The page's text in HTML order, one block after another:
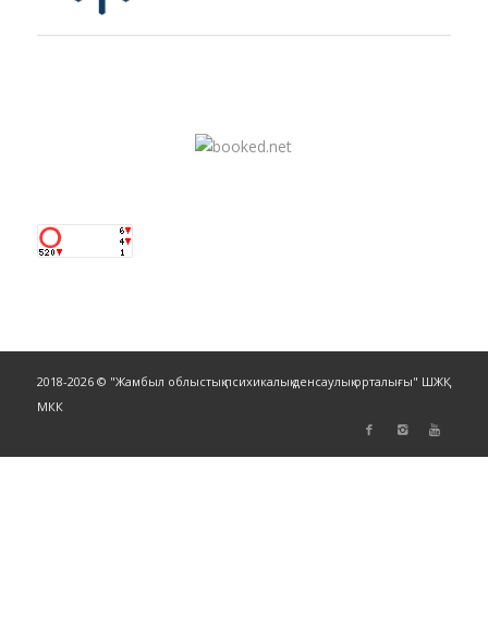
2018-2026 © "Жамбыл облыстық психикалық денсаулық орталығы" ШЖҚ
МКК